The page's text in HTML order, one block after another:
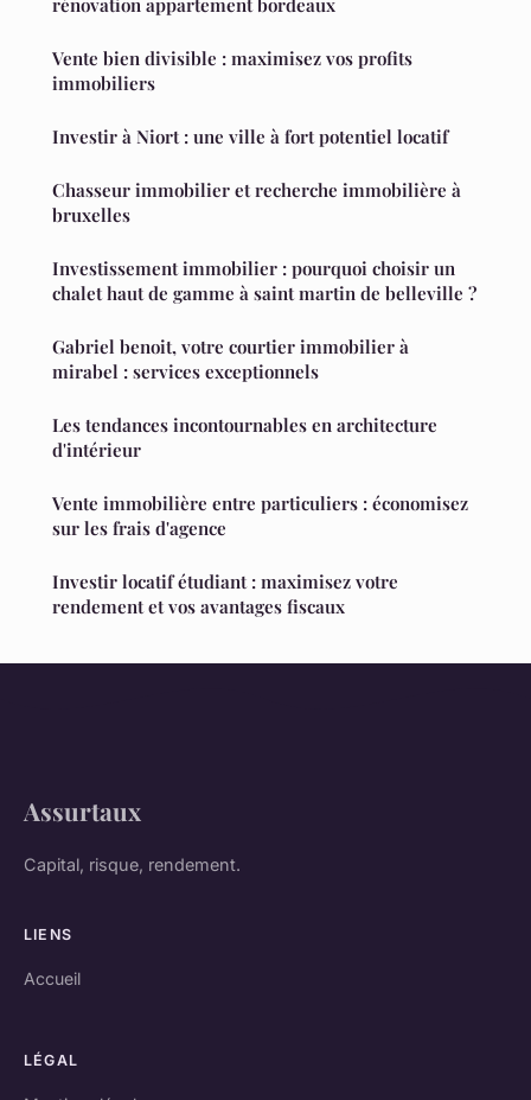
rénovation appartement bordeaux
Vente bien divisible : maximisez vos profits
immobiliers
Investir à Niort : une ville à fort potentiel locatif
Chasseur immobilier et recherche immobilière à
bruxelles
Investissement immobilier : pourquoi choisir un
chalet haut de gamme à saint martin de belleville ?
Gabriel benoit, votre courtier immobilier à
mirabel : services exceptionnels
Les tendances incontournables en architecture
d'intérieur
Vente immobilière entre particuliers : économisez
sur les frais d'agence
Investir locatif étudiant : maximisez votre
rendement et vos avantages fiscaux
Assurtaux
Capital, risque, rendement.
LIENS
Accueil
LÉGAL